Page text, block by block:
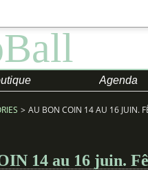
Agenda
> AU BON COIN 14 AU 16 JUIN.
14 au 16 juin.